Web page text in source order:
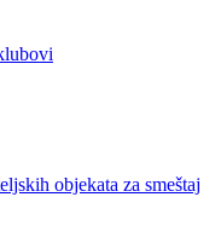
objekata za smeštaj